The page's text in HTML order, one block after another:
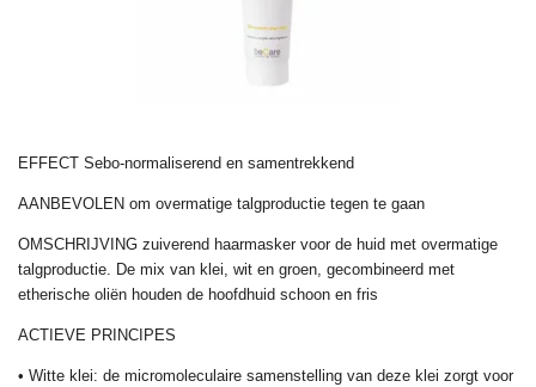
EFFECT Sebo-normaliserend en samentrekkend
AANBEVOLEN om overmatige talgproductie tegen te gaan
OMSCHRIJVING zuiverend haarmasker voor de huid met overmatige
talgproductie. De mix van klei, wit en groen, gecombineerd met
etherische oliën houden de hoofdhuid schoon en fris
ACTIEVE PRINCIPES
• Witte klei: de micromoleculaire samenstelling van deze klei zorgt voor